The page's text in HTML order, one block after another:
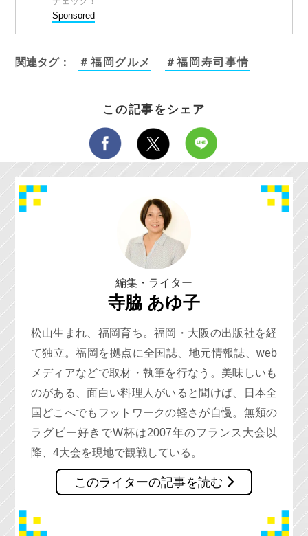
Sponsored
関連タグ： ＃福岡グルメ ＃福岡寿司事情
この記事をシェア
編集・ライター
寺脇 あゆ子
松山生まれ、福岡育ち。福岡・大阪の出版社を経
て独立。福岡を拠点に全国誌、地元情報誌、web
メディアなどで取材・執筆を行なう。美味しいも
のがある、面白い料理人がいると聞けば、日本全
国どこへでもフットワークの軽さが自慢。無類の
ラグビー好きでW杯は2007年のフランス大会以
降、4大会を現地で観戦している。
このライターの記事を読む